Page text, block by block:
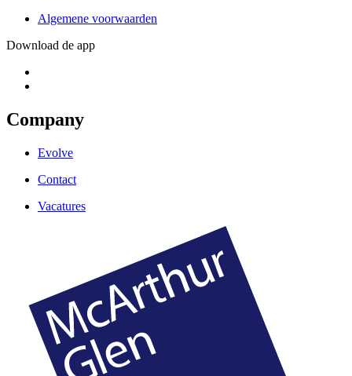
Algemene voorwaarden
Download de app
Company
Evolve
Contact
Vacatures